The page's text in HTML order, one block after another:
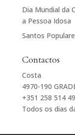
Dia Mundial da
a Pessoa Idosa
Santos
Contactos
Costa
4970-190
+351 258 514
Todos os dias